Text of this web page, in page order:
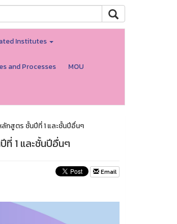
Institutes
and Processes MOU
กสูตร ชั้นปีที่ 1 และชั้นปีอื่นๆ
1 และชั้นปีอื่นๆ
Email